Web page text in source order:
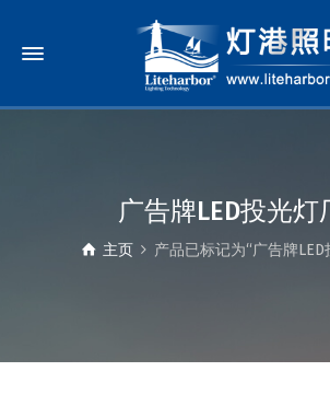
广告牌LED投光灯
主页 产品已标记为“广告牌LED